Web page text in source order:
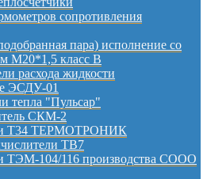
сопротивления
пара) исполнение со
М20*1,5 класс B
расхода жидкости
ЭСДУ-01
тепла "Пульсар"
СКМ-2
Т34 ТЕРМОТРОНИК
ТВ7
ТЭМ-104/116 производства СООО